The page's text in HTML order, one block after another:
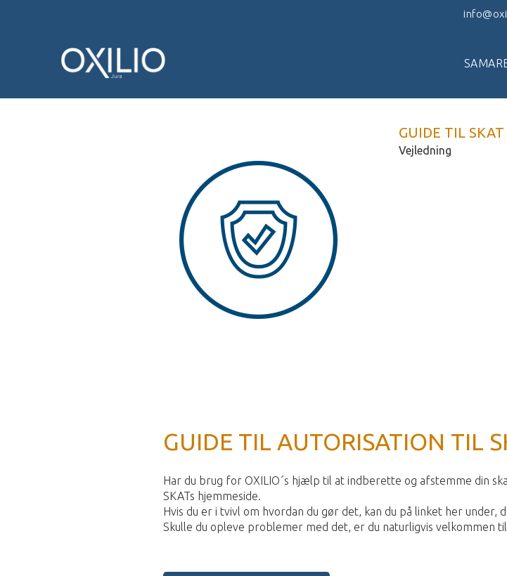
GUIDE TIL
Vejledning
GUIDE TIL AUTORISATION TIL
Har du brug for OXILIO´s hjælp til at indberette og afstemme din
SKATs hjemmeside.
Hvis du er i tvivl om hvordan du gør det, kan du på linket her under,
Skulle du opleve problemer med det, er du naturligvis velkommen